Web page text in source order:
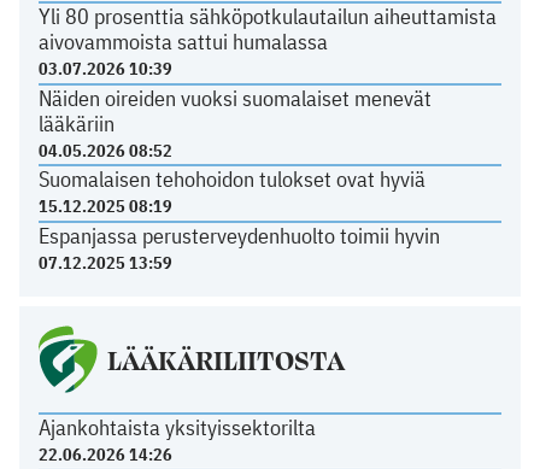
Yli 80 prosenttia sähköpotkulautailun aiheuttamista
aivovammoista sattui humalassa
03.07.2026 10:39
Näiden oireiden vuoksi suomalaiset menevät
lääkäriin
04.05.2026 08:52
Suomalaisen tehohoidon tulokset ovat hyviä
15.12.2025 08:19
Espanjassa perusterveydenhuolto toimii hyvin
07.12.2025 13:59
LÄÄKÄRILIITOSTA
Ajankohtaista yksityissektorilta
22.06.2026 14:26